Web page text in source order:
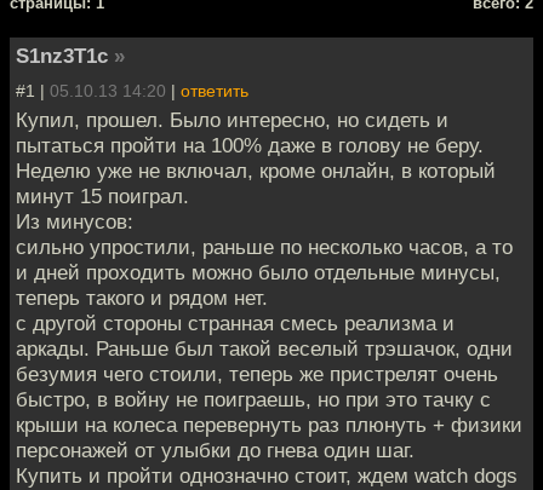
S1nz3T1c »
#1 | 05.10.13 14:20 | ответить
Купил, прошел. Было интересно, но сидеть и
пытаться пройти на 100% даже в голову не беру.
Неделю уже не включал, кроме онлайн, в который
минут 15 поиграл.
Из минусов:
сильно упростили, раньше по несколько часов, а то
и дней проходить можно было отдельные минусы,
теперь такого и рядом нет.
с другой стороны странная смесь реализма и
аркады. Раньше был такой веселый трэшачок, одни
безумия чего стоили, теперь же пристрелят очень
быстро, в войну не поиграешь, но при это тачку с
крыши на колеса перевернуть раз плюнуть + физики
персонажей от улыбки до гнева один шаг.
Купить и пройти однозначно стоит, ждем watch dogs